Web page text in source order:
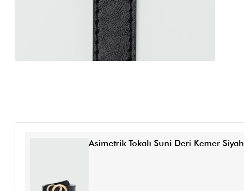
Asimetrik Tokalı Suni Deri Kemer Siyah